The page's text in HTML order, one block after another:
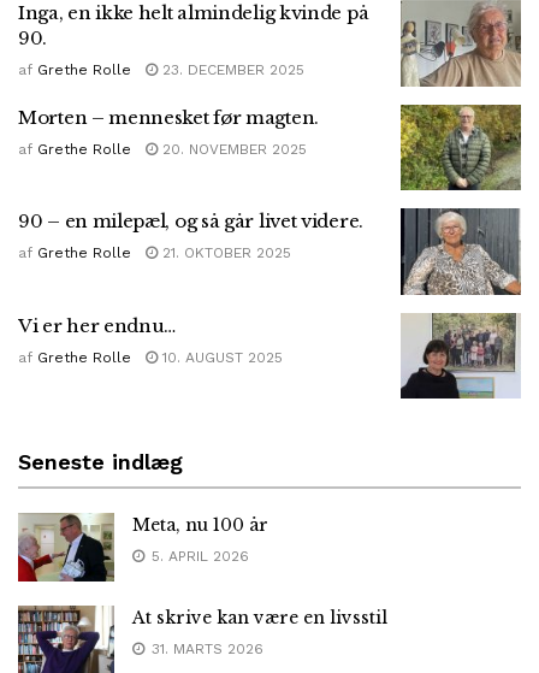
Inga, en ikke helt almindelig kvinde på
90.
af Grethe Rolle 23. DECEMBER 2025
Morten – mennesket før magten.
af Grethe Rolle 20. NOVEMBER 2025
90 – en milepæl, og så går livet videre.
af Grethe Rolle 21. OKTOBER 2025
Vi er her endnu…
af Grethe Rolle 10. AUGUST 2025
Seneste indlæg
Meta, nu 100 år
5. APRIL 2026
At skrive kan være en livsstil
31. MARTS 2026